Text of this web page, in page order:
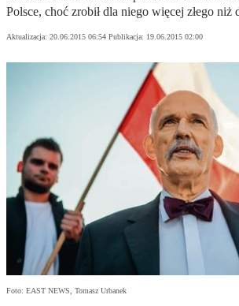
Polsce, choć zrobił dla niego więcej złego niż
Aktualizacja: 20.06.2015 06:54 Publikacja: 19.06.2015 02:00
Foto: EAST NEWS, Tomasz Urbanek